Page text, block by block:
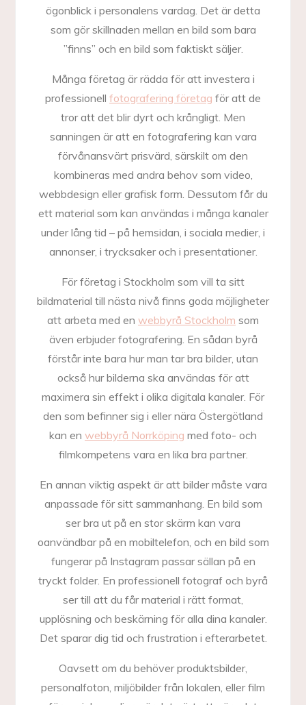
ögonblick i personalens vardag. Det är detta
som gör skillnaden mellan en bild som bara
”finns” och en bild som faktiskt säljer.
Många företag är rädda för att investera i
professionell fotografering företag för att de
tror att det blir dyrt och krångligt. Men
sanningen är att en fotografering kan vara
förvånansvärt prisvärd, särskilt om den
kombineras med andra behov som video,
webbdesign eller grafisk form. Dessutom får du
ett material som kan användas i många kanaler
under lång tid – på hemsidan, i sociala medier, i
annonser, i trycksaker och i presentationer.
För företag i Stockholm som vill ta sitt
bildmaterial till nästa nivå finns goda möjligheter
att arbeta med en webbyrå Stockholm som
även erbjuder fotografering. En sådan byrå
förstår inte bara hur man tar bra bilder, utan
också hur bilderna ska användas för att
maximera sin effekt i olika digitala kanaler. För
den som befinner sig i eller nära Östergötland
kan en webbyrå Norrköping med foto- och
filmkompetens vara en lika bra partner.
En annan viktig aspekt är att bilder måste vara
anpassade för sitt sammanhang. En bild som
ser bra ut på en stor skärm kan vara
oanvändbar på en mobiltelefon, och en bild som
fungerar på Instagram passar sällan på en
tryckt folder. En professionell fotograf och byrå
ser till att du får material i rätt format,
upplösning och beskärning för alla dina kanaler.
Det sparar dig tid och frustration i efterarbetet.
Oavsett om du behöver produktsbilder,
personalfoton, miljöbilder från lokalen, eller film